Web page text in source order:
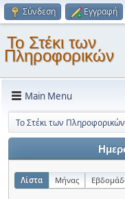
Σύνδεση Εγγραφή
Το Στέκι των
Πληροφορικών
Main Menu
Το Στέκι των Πληροφορικών
Λίστα Μήνας